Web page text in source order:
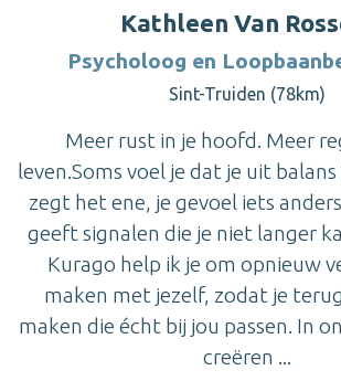
Kathleen Van
Psycholoog en
Sint-Truiden (78km)
Meer rust in je hoofd. Meer
leven.Soms voel je dat je uit
zegt het ene, je gevoel iets
geeft signalen die je niet langer
Kurago help ik je om opnieuw
maken met jezelf, zodat je
maken die écht bij jou passen. In
creëren ...